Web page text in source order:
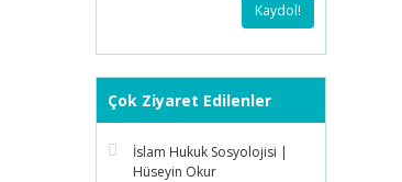
Kaydol!
Çok Ziyaret Edilenler
İslam Hukuk Sosyolojisi |
Hüseyin Okur